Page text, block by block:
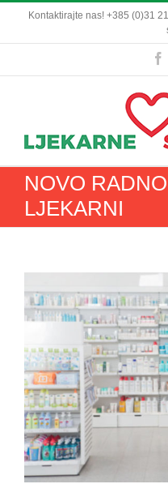
content
Kontaktirajte nas! +385 (0)31
NOVO
LJEKARNI